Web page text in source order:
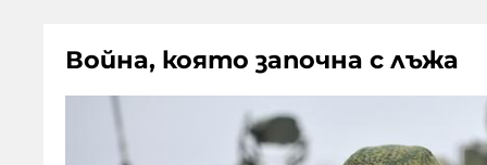
Война, която започна с лъжа